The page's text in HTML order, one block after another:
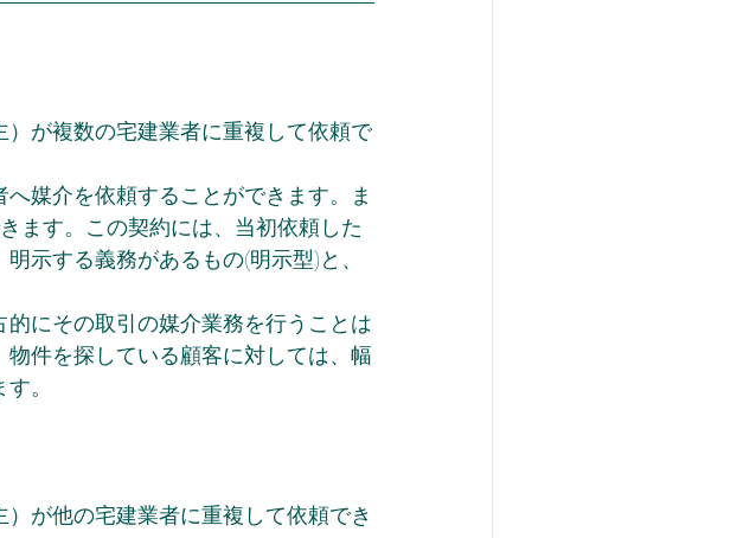
が複数の宅建業者に重複して依頼で
媒介を依頼することができます。ま
ます。この契約には、当初依頼した
示する義務があるもの(明示型)と、
にその取引の媒介業務を行うことは
件を探している顧客に対しては、幅
。
が他の宅建業者に重複して依頼でき